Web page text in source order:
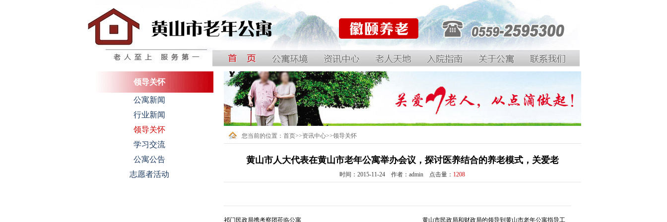
中国黄山国际银龄公寓 黄山徽颐养老服务有限公司
领导关怀
公寓新闻
行业新闻
领导关怀
学习交流
公寓公告
志愿者活动
您当前的位置： 首页>>资讯中心>>领导关怀
黄山市人大代表在黄山市老年公寓举办会议，探讨医养结合的养老模式，关爱老
时间：2015-11-24 作者：admin 点击量： 1208
祁门民政局携考察团莅临公寓 黄山市民政局和财政局的领导到黄山市老年公寓指导工